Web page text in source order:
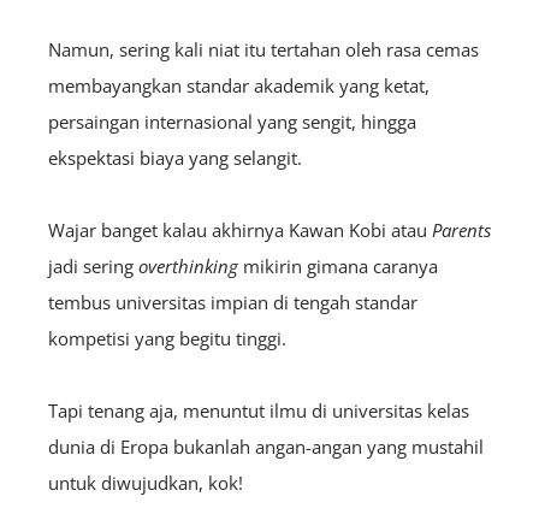
Namun, sering kali niat itu tertahan oleh rasa cemas
membayangkan standar akademik yang ketat,
persaingan internasional yang sengit, hingga
ekspektasi biaya yang selangit.
Wajar banget kalau akhirnya Kawan Kobi atau Parents
jadi sering overthinkingmikirin gimana caranya
tembus universitas impian di tengah standar
kompetisi yang begitu tinggi.
Tapi tenang aja, menuntut ilmu di universitas kelas
dunia di Eropa bukanlah angan-angan yang mustahil
untuk diwujudkan, kok!